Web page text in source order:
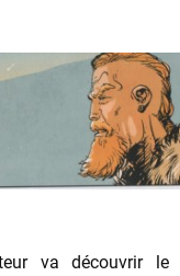
va découvrir le